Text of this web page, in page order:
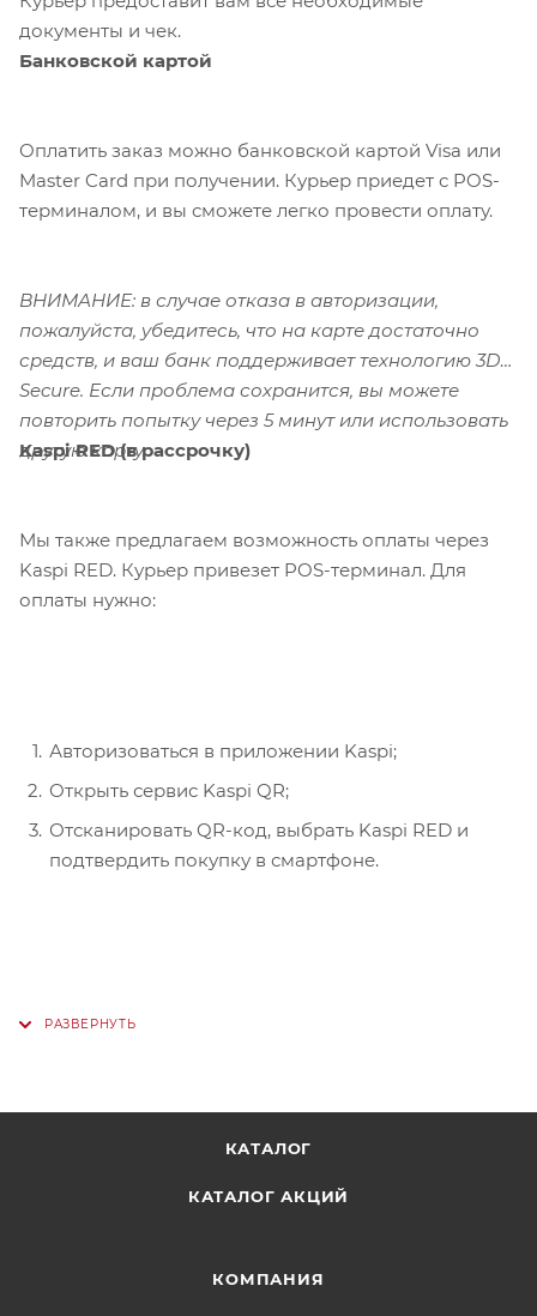
документы и чек.
Банковской картой
Оплатить заказ можно банковской картой Visa или
Master Card при получении. Курьер приедет с POS-
терминалом, и вы сможете легко провести оплату.
ВНИМАНИЕ: в случае отказа в авторизации,
пожалуйста, убедитесь, что на карте достаточно
средств, и ваш банк поддерживает технологию 3D-
Secure. Если проблема сохранится, вы можете
повторить попытку через 5 минут или использовать
другую карту.
Kaspi RED (в рассрочку)
Мы также предлагаем возможность оплаты через
Kaspi RED. Курьер привезет POS-терминал. Для
оплаты нужно:
Авторизоваться в приложении Kaspi;
Открыть сервис Kaspi QR;
Отсканировать QR-код, выбрать Kaspi RED и
подтвердить покупку в смартфоне.
КАТАЛОГ
КАТАЛОГ АКЦИЙ
КОМПАНИЯ